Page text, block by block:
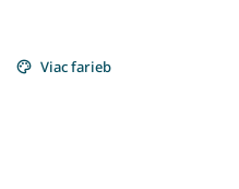
Viac farieb